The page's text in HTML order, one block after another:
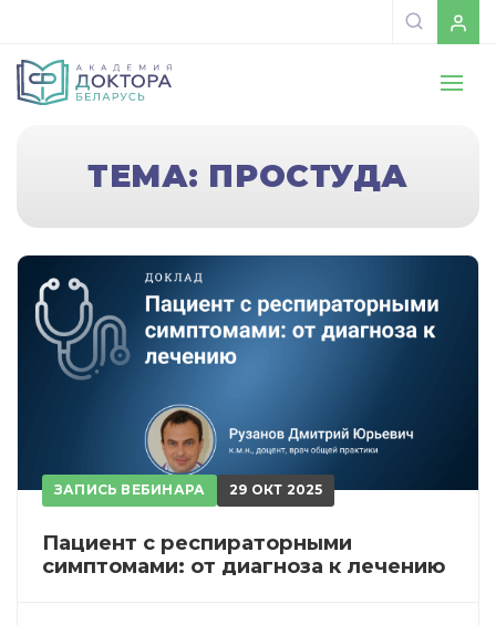
ТЕМА: ПРОСТУДА
ЗАПИСЬ ВЕБИНАРА 29 ОКТ 2025
Пациент с респираторными
симптомами: от диагноза к лечению